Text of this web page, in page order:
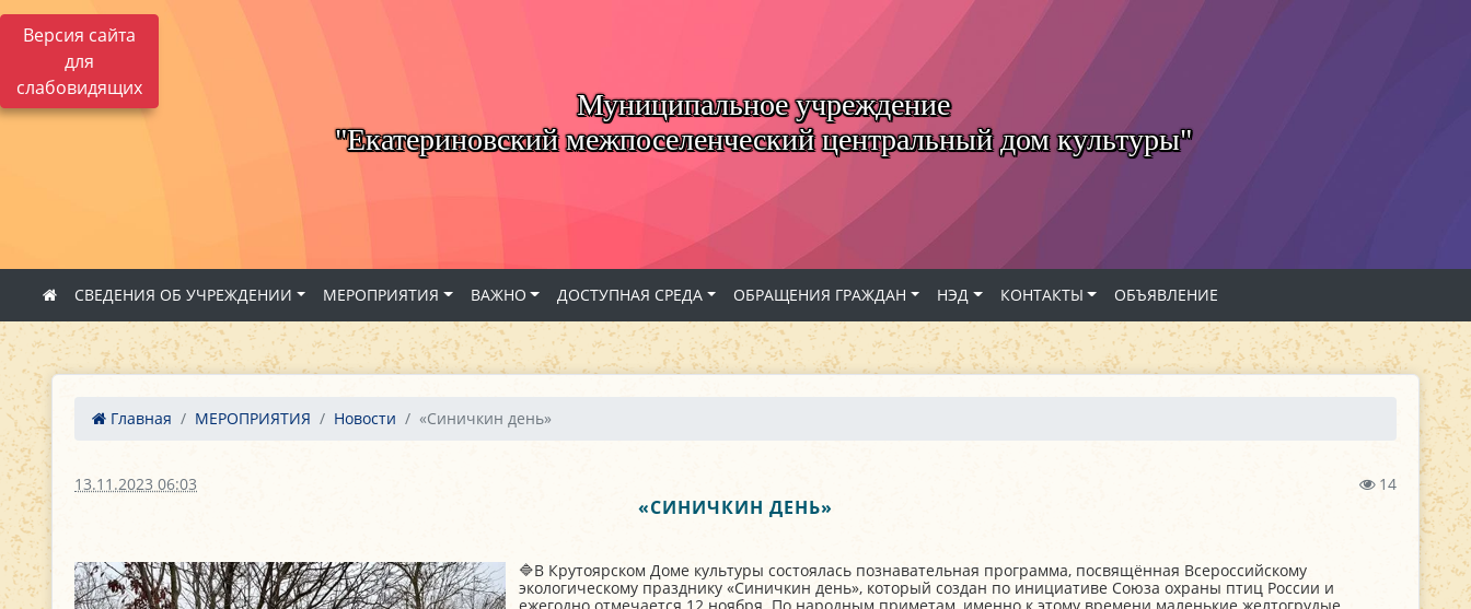
Версия сайта
для
слабовидящих
Муниципальное учреждение
"Екатериновский межпоселенческий центральный дом культуры"
СВЕДЕНИЯ ОБ УЧРЕЖДЕНИИ МЕРОПРИЯТИЯ ВАЖНО ДОСТУПНАЯ СРЕДА ОБРАЩЕНИЯ ГРАЖДАН НЭД КОНТАКТЫ ОБЪЯВЛЕНИЕ
Главная МЕРОПРИЯТИЯ Новости «Синичкин день»
13.11.2023 06:03 14
«СИНИЧКИН ДЕНЬ»
🔷В Крутоярском Доме культуры состоялась познавательная программа, посвящённая Всероссийскому
экологическому празднику «Синичкин день», который создан по инициативе Союза охраны птиц России и